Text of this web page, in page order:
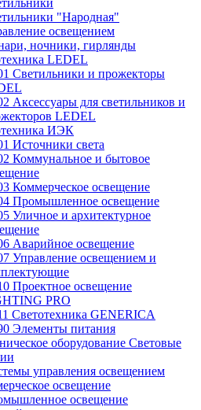
"Народная"
освещением
ночники, гирлянды
LEDEL
Светильники и прожекторы
Аксессуары для светильников и
LEDEL
ИЭК
Источники света
Коммунальное и бытовое
Коммерческое освещение
Промышленное освещение
Уличное и архитектурное
Аварийное освещение
Управление освещением и
Проектное освещение
PRO
Светотехника GENERICA
Элементы питания
оборудование Световые
управления освещением
освещение
освещение